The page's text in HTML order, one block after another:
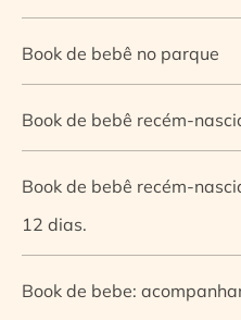
Book de bebê no parque
Book de bebê recém-
Book de bebê recém-
12 dias.
Book de bebe: